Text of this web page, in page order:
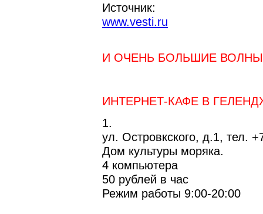
Источник:
www.vesti.ru
И ОЧЕНЬ БОЛЬШИЕ ВОЛНЫ
ИНТЕРНЕТ-КАФЕ В
1.
ул. Островкского, д.1, тел.
Дом культуры моряка.
4 компьютера
50 рублей в час
Режим работы 9:00-20:00